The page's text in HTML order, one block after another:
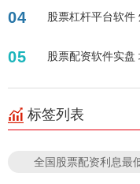
04 股票杠杆平台软件
05 股票配资软件实盘
标签列表
全国股票配资利息最